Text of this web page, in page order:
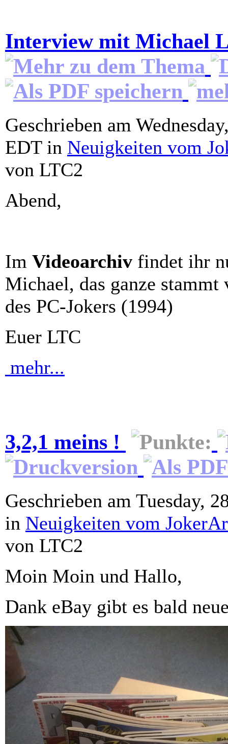
Interview mit Michael
Geschrieben am
EDT in Neuigkeiten vom
von LTC2
Abend,
Im Videoarchiv findet ihr
Michael, das ganze
des PC-Jokers (1994)
Euer LTC
mehr...
3,2,1 meins !
Geschrieben am Tuesday,
in Neuigkeiten vom
von LTC2
Moin Moin und Hallo,
Dank eBay gibt es bald